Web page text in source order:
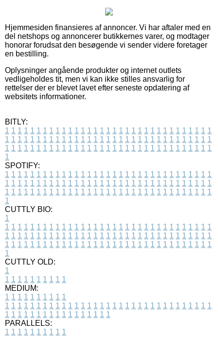
Hjemmesiden finansieres af annoncer. Vi har aftaler med en
del netshops og annoncerer butikkernes varer, og modtager
honorar forudsat den besøgende vi sender videre foretager
en bestilling.
Oplysninger angående produkter og internet outlets
vedligeholdes tit, men vi kan ikke stilles ansvarlig for
rettelser der er blevet lavet efter seneste opdatering af
websitets informationer.
BITLY:
1 1 1 1 1 1 1 1 1 1 1 1 1 1 1 1 1 1 1 1 1 1 1 1 1 1 1 1 1 1 1 1 1
1 1 1 1 1 1 1 1 1 1 1 1 1 1 1 1 1 1 1 1 1 1 1 1 1 1 1 1 1 1 1 1 1
1 1 1 1 1 1 1 1 1 1 1 1 1 1 1 1 1 1 1 1 1 1 1 1 1 1 1 1 1 1 1 1 1
1
SPOTIFY:
1 1 1 1 1 1 1 1 1 1 1 1 1 1 1 1 1 1 1 1 1 1 1 1 1 1 1 1 1 1 1 1 1
1 1 1 1 1 1 1 1 1 1 1 1 1 1 1 1 1 1 1 1 1 1 1 1 1 1 1 1 1 1 1 1 1
1 1 1 1 1 1 1 1 1 1 1 1 1 1 1 1 1 1 1 1 1 1 1 1 1 1 1 1 1 1 1 1 1
1
CUTTLY BIO:
1
1 1 1 1 1 1 1 1 1 1 1 1 1 1 1 1 1 1 1 1 1 1 1 1 1 1 1 1 1 1 1 1 1
1 1 1 1 1 1 1 1 1 1 1 1 1 1 1 1 1 1 1 1 1 1 1 1 1 1 1 1 1 1 1 1 1
1 1 1 1 1 1 1 1 1 1 1 1 1 1 1 1 1 1 1 1 1 1 1 1 1 1 1 1 1 1 1 1 1
1
CUTTLY OLD:
1
1 1 1 1 1 1 1 1 1 1
MEDIUM:
1 1 1 1 1 1 1 1 1 1
1 1 1 1 1 1 1 1 1 1 1 1 1 1 1 1 1 1 1 1 1 1 1 1 1 1 1 1 1 1 1 1 1
1 1 1 1 1 1 1 1 1 1 1 1 1 1 1 1 1
PARALLELS:
1 1 1 1 1 1 1 1 1 1